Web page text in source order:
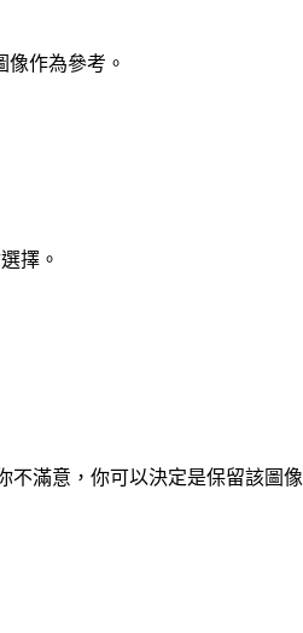
作為參考。
擇。
滿意，你可以決定是保留該圖